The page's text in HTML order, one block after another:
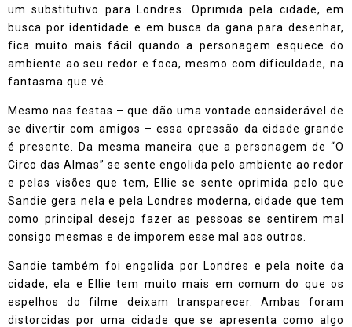
um substitutivo para Londres. Oprimida pela cidade, em
busca por identidade e em busca da gana para desenhar,
fica muito mais fácil quando a personagem esquece do
ambiente ao seu redor e foca, mesmo com dificuldade, na
fantasma que vê.
Mesmo nas festas – que dão uma vontade considerável de
se divertir com amigos – essa opressão da cidade grande
é presente. Da mesma maneira que a personagem de “O
Circo das Almas” se sente engolida pelo ambiente ao redor
e pelas visões que tem, Ellie se sente oprimida pelo que
Sandie gera nela e pela Londres moderna, cidade que tem
como principal desejo fazer as pessoas se sentirem mal
consigo mesmas e de imporem esse mal aos outros.
Sandie também foi engolida por Londres e pela noite da
cidade, ela e Ellie tem muito mais em comum do que os
espelhos do filme deixam transparecer. Ambas foram
distorcidas por uma cidade que se apresenta como algo